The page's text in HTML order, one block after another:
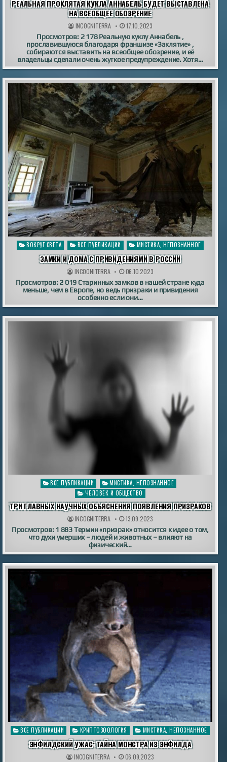
РЕАЛЬНАЯ ПРОКЛЯТАЯ КУКЛА АННАБЕЛЬ БУДЕТ ВЫСТАВЛЕНА
НА ВСЕОБЩЕЕ ОБОЗРЕНИЕ
INCOGNITERRA 17.10.2023
Просмотров: 2 178 Реальную куклу Аннабель ,
прославившуюся благодаря франшизе «Заклятие» ,
собираются выставить на всеобщее обозрение, и её
владельцы сделали очень жуткое предупреждение. Хотя…
Опубликовано
в
ВОКРУГ СВЕТА ВСЕ ПУБЛИКАЦИИ МИСТИКА, НЕПОЗНАННОЕ
ЗАМКИ И ДОМА С ПРИВИДЕНИЯМИ В РОССИИ
INCOGNITERRA 06.10.2023
Просмотров: 2 019 Старинных замков в нашей стране куда
меньше, чем в Европе, но ведь призраки и привидения
особенно если они…
Опубликовано
в
ВСЕ ПУБЛИКАЦИИ
МИСТИКА, НЕПОЗНАННОЕ
ЧЕЛОВЕК И ОБЩЕСТВО
ТРИ ГЛАВНЫХ НАУЧНЫХ ОБЪЯСНЕНИЯ ПОЯВЛЕНИЯ ПРИЗРАКОВ
INCOGNITERRA 13.09.2023
Просмотров: 1 883 Термин «призрак» относится к идее о том,
что духи умерших – людей и животных – влияют на
физический…
Опубликовано
в
ВСЕ ПУБЛИКАЦИИ КРИПТОЗООЛОГИЯ МИСТИКА, НЕПОЗНАННОЕ
ЭНФИЛДСКИЙ УЖАС: ТАЙНА МОНСТРА ИЗ ЭНФИЛДА
INCOGNITERRA 06.09.2023